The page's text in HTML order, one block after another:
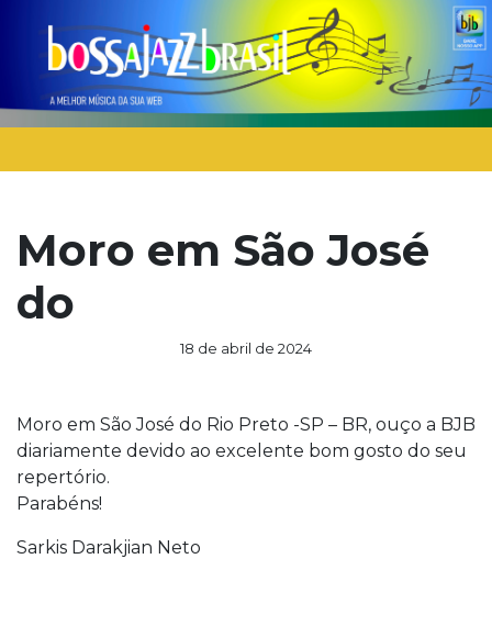
Moro em São José
do
18 de abril de 2024
Moro em São José do Rio Preto -SP – BR, ouço a BJB
diariamente devido ao excelente bom gosto do seu
repertório.
Parabéns!
Sarkis Darakjian Neto